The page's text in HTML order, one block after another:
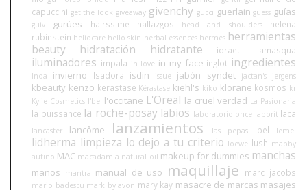
capuccini get the look giveaway givenchy gucci guerlain guess guías
guiv gurúes hairssime hallazgos head and shoulders
helena
rubinstein heliocare hello skin herbal essences hermes herramientas
beauty
hidratación hidratante idraet illamasqua
iluminadores impala in love in my face inglot ingredientes
Inoa invierno Isadora isdin issue jabón syndet jactan's jergens
kbeauty kenzo kerastase Kérastase kiehl's kiko klorane kosmos kr
Kylie Cosmetics l'bel l'occitane L'Oreal la cruel verdad La Pasionaria
la puissance la roche-posay labios laboratorio once laborit laca
lancaster lancôme lanzamientos las pepas lbel lemel
lidherma limpieza lo dejo a tu criterio loewe lush mabby
autino MAC macadamia natural oil makeup for dummies manchas
manos mantra manual de uso maquillaje marc jacobs
mario badescu mark by avon mary kay masacre de marcas masajes